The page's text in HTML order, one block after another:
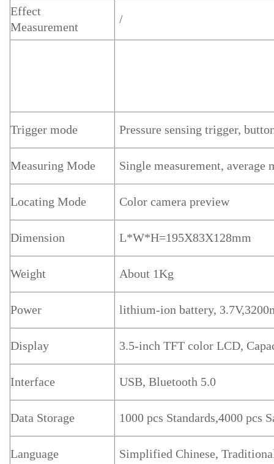
Effect
Measurement
/
Trigger mode Pressure sensing trigger,
Measuring Mode Single measurement, average
Locating Mode Color camera preview
Dimension L*W*H=195X83X128mm
Weight About 1Kg
Power lithium-ion battery,
Display 3.5-inch TFT color LCD,
Interface USB, Bluetooth 5.0
Data Storage 1000 pcs Standards,4000 pcs
Language Simplified Chinese,